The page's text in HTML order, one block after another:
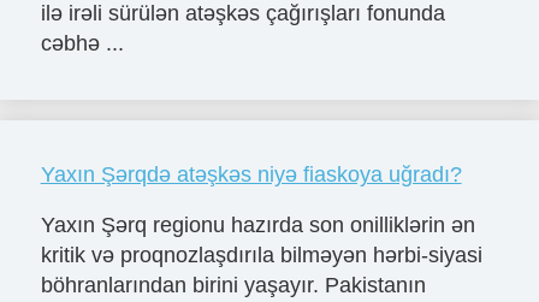
ilə irəli sürülən atəşkəs çağırışları fonunda
cəbhə ...
Yaxın Şərqdə atəşkəs niyə fiaskoya uğradı?
Yaxın Şərq regionu hazırda son onilliklərin ən
kritik və proqnozlaşdırıla bilməyən hərbi-siyasi
böhranlarından birini yaşayır. Pakistanın